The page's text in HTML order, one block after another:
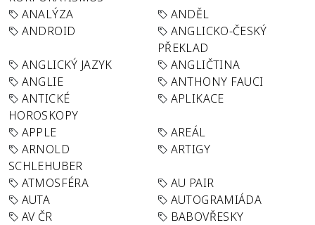
ANALÝZA
ANDĚL
ANDROID
ANGLICKO-ČESKÝ
PŘEKLAD
ANGLICKÝ JAZYK
ANGLIČTINA
ANGLIE
ANTHONY FAUCI
ANTICKÉ
HOROSKOPY
APLIKACE
APPLE
AREÁL
ARNOLD
SCHLEHUBER
ARTIGY
ATMOSFÉRA
AU PAIR
AUTA
AUTOGRAMIÁDA
AV ČR
BABOVŘESKY